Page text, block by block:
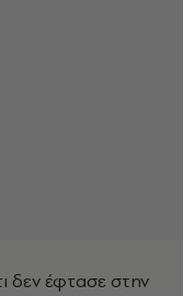
δεν έφτασε στην